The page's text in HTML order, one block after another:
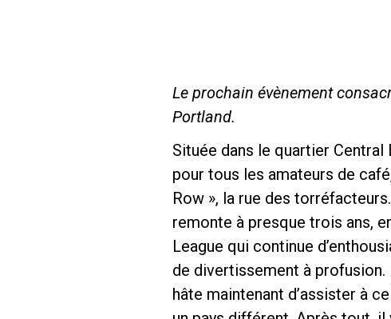
Le prochain évènement
Portland.
Située dans le quartier
pour tous les amateurs de
Row », la rue des
remonte à presque trois ans,
League qui continue
de divertissement à
hâte maintenant d’assister à